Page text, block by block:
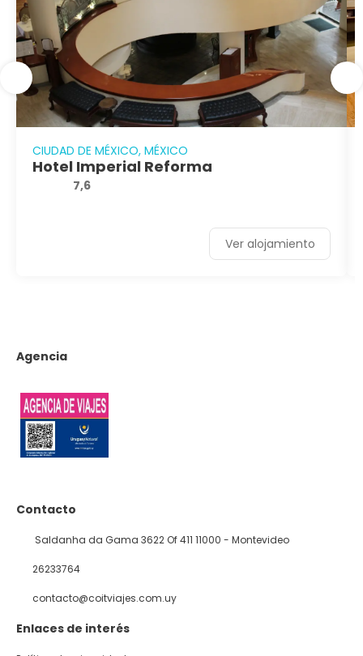
CIUDAD DE MÉXICO, MÉXICO
Hotel Imperial Reforma
7,6
Ver alojamiento
Agencia
Contacto
Saldanha da Gama 3622 Of 411 11000 - Montevideo
26233764
contacto@coitviajes.com.uy
Enlaces de interés